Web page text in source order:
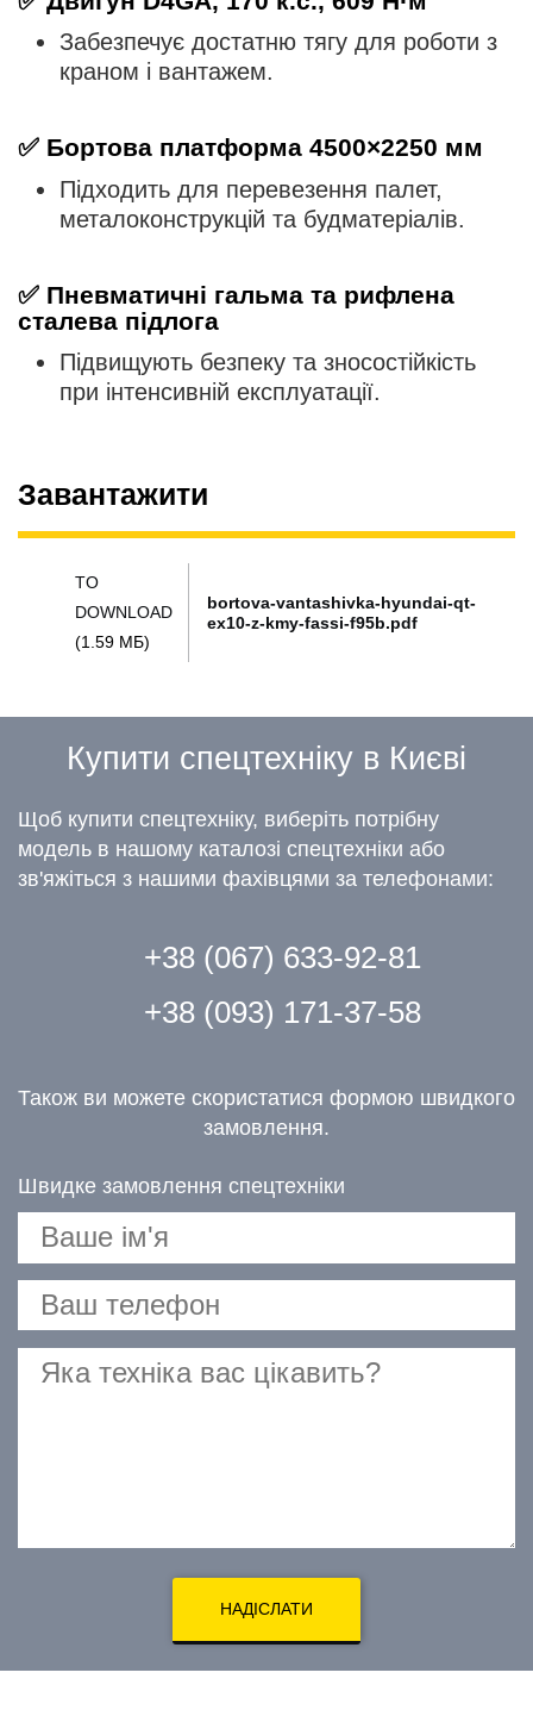
Забезпечує достатню тягу для роботи з
краном і вантажем.
✅ Бортова платформа 4500×2250 мм
Підходить для перевезення палет,
металоконструкцій та будматеріалів.
✅ Пневматичні гальма та рифлена
сталева підлога
Підвищують безпеку та зносостійкість
при інтенсивній експлуатації.
Завантажити
TO
DOWNLOAD
(1.59 МБ)
bortova-vantashivka-hyundai-qt-
ex10-z-kmy-fassi-f95b.pdf
Купити спецтехніку в Києві
Щоб купити спецтехніку, виберіть потрібну
модель в нашому каталозі спецтехніки або
зв'яжіться з нашими фахівцями за телефонами:
+38 (067) 633-92-81
+38 (093) 171-37-58
Також ви можете скористатися формою швидкого
замовлення.
Швидке замовлення спецтехніки
НАДІСЛАТИ